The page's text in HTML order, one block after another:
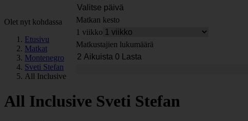
Matkan kesto
1 viikko
Matkustajien lukumäärä
Olet nyt kohdassa
Etusivu
Matkat
Montenegro
Sveti Stefan
All Inclusive
All Inclusive Sveti Stefan